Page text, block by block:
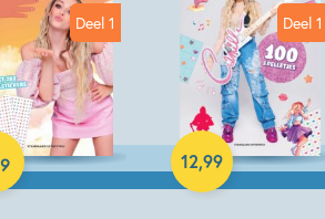
Deel 1 Deel 1
12,99
Paperback